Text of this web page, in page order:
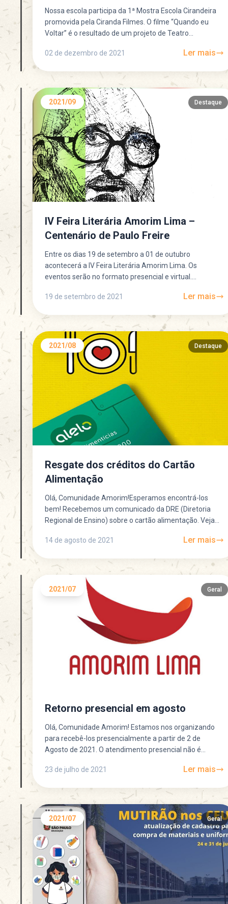
Nossa escola participa da 1ª Mostra Escola Cirandeira
promovida pela Ciranda Filmes. O filme “Quando eu
Voltar” é o resultado de um projeto de Teatro...
02 de dezembro de 2021 Ler mais
2021/09 Destaque
IV Feira Literária Amorim Lima –
Centenário de Paulo Freire
Entre os dias 19 de setembro a 01 de outubro
acontecerá a IV Feira Literária Amorim Lima. Os
eventos serão no formato presencial e virtual....
19 de setembro de 2021 Ler mais
2021/08 Destaque
Resgate dos créditos do Cartão
Alimentação
Olá, Comunidade Amorim!Esperamos encontrá-los
bem! Recebemos um comunicado da DRE (Diretoria
Regional de Ensino) sobre o cartão alimentação. Veja
14 de agosto de 2021
Ler mais
2021/07 Geral
Retorno presencial em agosto
Olá, Comunidade Amorim! Estamos nos organizando
para recebê-los presencialmente a partir de 2 de
Agosto de 2021. O atendimento presencial não é
23 de julho de 2021
Ler mais
2021/07 Geral